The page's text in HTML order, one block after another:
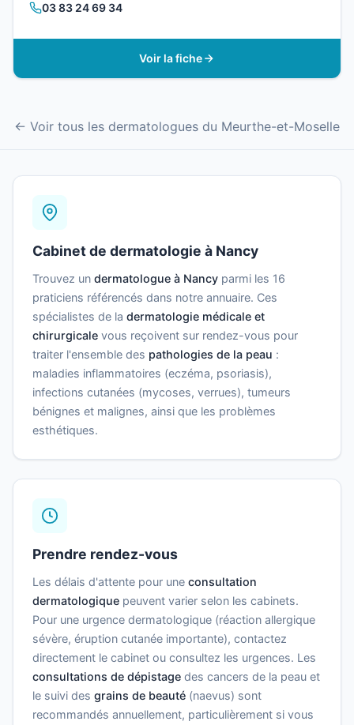
03 83 24 69 34
Voir la fiche
← Voir tous les dermatologues du Meurthe-et-Moselle
Cabinet de dermatologie à Nancy
Trouvez un dermatologue à Nancy parmi les 16
praticiens référencés dans notre annuaire. Ces
spécialistes de la dermatologie médicale et
chirurgicale vous reçoivent sur rendez-vous pour
traiter l'ensemble des pathologies de la peau :
maladies inflammatoires (eczéma, psoriasis),
infections cutanées (mycoses, verrues), tumeurs
bénignes et malignes, ainsi que les problèmes
esthétiques.
Prendre rendez-vous
Les délais d'attente pour une consultation
dermatologique peuvent varier selon les cabinets.
Pour une urgence dermatologique (réaction allergique
sévère, éruption cutanée importante), contactez
directement le cabinet ou consultez les urgences. Les
consultations de dépistage des cancers de la peau et
le suivi des grains de beauté (naevus) sont
recommandés annuellement, particulièrement si vous